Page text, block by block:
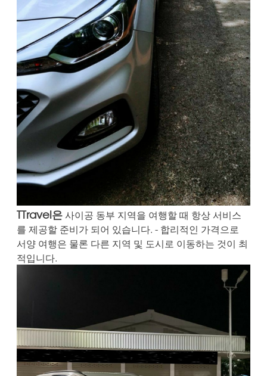
TTravel은 사이공 동부 지역을 여행할 때 항상 서비스
를 제공할 준비가 되어 있습니다. - 합리적인 가격으로
서양 여행은 물론 다른 지역 및 도시로 이동하는 것이 최
적입니다.